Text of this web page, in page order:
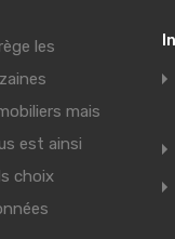
les
mais
est ainsi
choix